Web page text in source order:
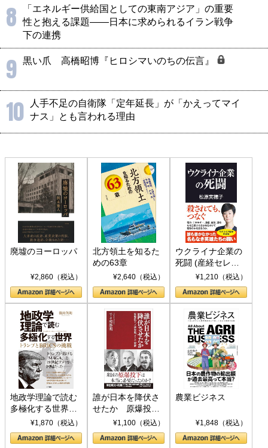
8
「エネルギー供給国としての東南アジア」の重要
性と抱える課題――日本に求められるイラン戦争
下の連携
9 黒い爪 高橋昭博『ヒロシマいのちの伝言』
10
人手不足の自衛隊「定年延長」が「かえってマイ
ナス」とも言われる理由
廃墟のヨーロッパ
¥2,860（税込）
北方領土を知るた
めの63章
¥2,640（税込）
ウクライナ企業の
死闘 (産経セレク
ト S 039)¥1,210（税込）
地政学理論で読む
多極化する世界：
トランプとBRICS
の挑戦
¥1,870（税込）
誰が日本を降伏さ
せたか 原爆投
下、ソ連参戦、そ
して聖断 (PHP新
書)
¥1,100（税込）
農業ビジネス
¥1,848（税込）